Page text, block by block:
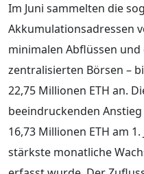
Im Juni sammelten die
Akkumulationsadressen
minimalen Abflüssen
zentralisierten Börsen –
22,75 Millionen ETH an.
beeindruckenden
16,73 Millionen ETH am
stärkste monatliche